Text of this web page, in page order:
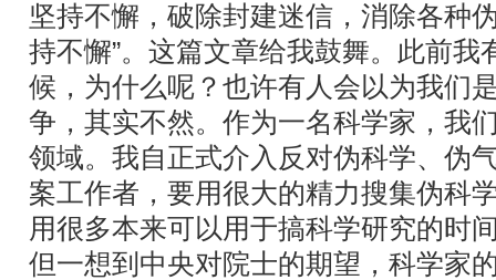
坚持不懈，破除封建迷信，消除各种
持不懈”。这篇文章给我鼓舞。此前我
候，为什么呢？也许有人会以为我们
争，其实不然。作为一名科学家，我
领域。我自正式介入反对伪科学、伪
案工作者，要用很大的精力搜集伪科
用很多本来可以用于搞科学研究的时
但一想到中央对院士的期望，科学家